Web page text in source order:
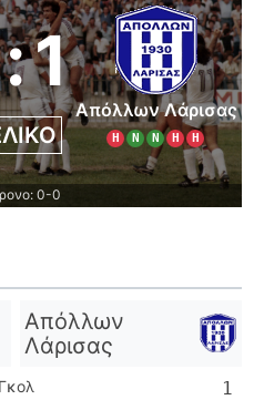
:1
Απόλλων Λάρισας
Η Ν Ν Η Η
0-0
Απόλλων
Λάρισας
Γκολ 1